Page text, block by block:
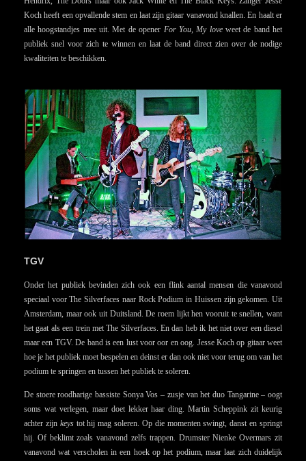
Koch heeft een opvallende stem en laat zijn gitaar vanavond knallen. En haalt er
alle hoogstandjes mee uit. Met de opener For You, My loveweet de band het
publiek snel voor zich te winnen en laat de band direct zien over de nodige
kwaliteiten te beschikken.
TGV
Onder het publiek bevinden zich ook een flink aantal mensen die vanavond
speciaal voor The Silverfaces naar Rock Podium in Huissen zijn gekomen. Uit
Amsterdam, maar ook uit Duitsland. De roem lijkt hen vooruit te snellen, want
het gaat als een trein met The Silverfaces. En dan heb ik het niet over een diesel
maar een TGV. De band is een lust voor oor en oog. Jesse Koch op gitaar weet
hoe je het publiek moet bespelen en deinst er dan ook niet voor terug om van het
podium te springen en tussen het publiek te soleren.
De stoere roodharige bassiste Sonya Vos – zusje van het duo Tangarine – oogt
soms wat verlegen, maar doet lekker haar ding. Martin Scheppink zit keurig
achter zijn keystot hij mag soleren. Op die momenten swingt, danst en springt
hij. Of beklimt zoals vanavond zelfs trappen. Drumster Nienke Overmars zit
vanavond wat verscholen in een hoek op het podium, maar laat zich duidelijk